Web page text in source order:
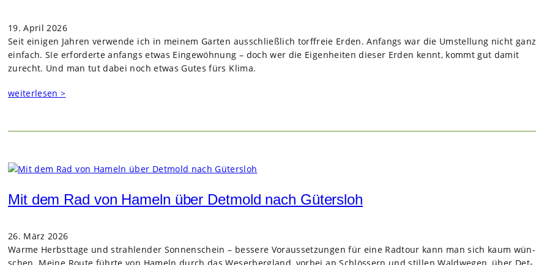
19. April 2026
Seit eini­gen Jah­ren ver­wende ich in mei­nem Gar­ten aus­schließ­lich torf­freie Erden. Anfangs war die Umstel­lung nicht ganz
ein­fach. SIe erfor­derte anfangs etwas Ein­ge­wöh­nung – doch wer die Eigen­hei­ten die­ser Erden kennt, kommt gut damit
zurecht. Und man tut dabei noch etwas Gutes fürs Klima.
weiterlesen >
Mit dem Rad von Hameln über Detmold nach Gütersloh
26. März 2026
Warme Herbst­tage und strah­len­der Son­nen­schein – bes­sere Vor­aus­set­zun­gen für eine Rad­tour kann man sich kaum wün­